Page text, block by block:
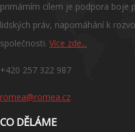
primárním cílem je podpora boje
lidských práv, napomáhání k
společnosti. Více zde...
+420 257 322 987
romea@romea.cz
CO DĚLÁME